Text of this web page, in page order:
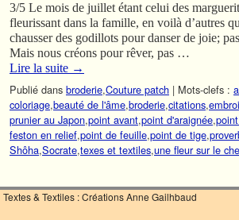
3/5 Le mois de juillet étant celui des
fleurissant dans la famille, en voilà d’autres
chausser des godillots pour danser de joie;
Mais nous créons pour rêver, pas …
Lire la suite →
Publié dans broderie,Couture patch | Mots-clefs :
coloriage,beauté de l'âme,broderie,citations,
prunier au Japon,point avant,point d'araignée,
feston en relief,point de feuille,point de tige,
Shôha,Socrate,texes et textiles,une fleur sur le
Textes & Textiles : Créations Anne Gailhbaud